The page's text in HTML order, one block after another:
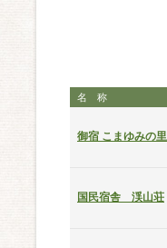
名 称
御宿 こまゆみの里
国民宿舎 渓山荘